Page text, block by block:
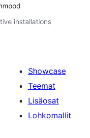
installations
Showcase
Teemat
Lisäosat
Lohkomallit